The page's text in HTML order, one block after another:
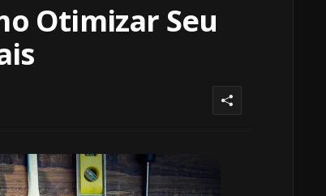
Otimizar Seu